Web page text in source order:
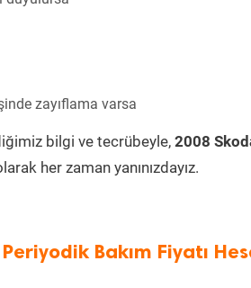
zayıflama varsa
bilgi ve tecrübeyle, 2008
her zaman yanınızdayız.
Bakım Fiyatı